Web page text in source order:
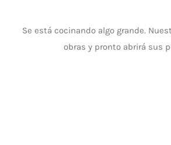
Se está cocinando algo grande.
obras y pronto abrirá sus